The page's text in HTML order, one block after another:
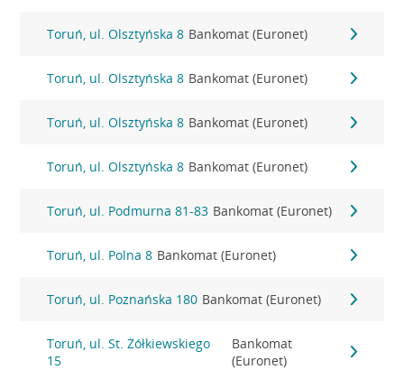
Toruń, ul. Olsztyńska 8 Bankomat (Euronet)
Toruń, ul. Olsztyńska 8 Bankomat (Euronet)
Toruń, ul. Olsztyńska 8 Bankomat (Euronet)
Toruń, ul. Olsztyńska 8 Bankomat (Euronet)
Toruń, ul. Podmurna 81-83 Bankomat (Euronet)
Toruń, ul. Polna 8 Bankomat (Euronet)
Toruń, ul. Poznańska 180 Bankomat (Euronet)
Toruń, ul. St. Żółkiewskiego
15
Bankomat
(Euronet)